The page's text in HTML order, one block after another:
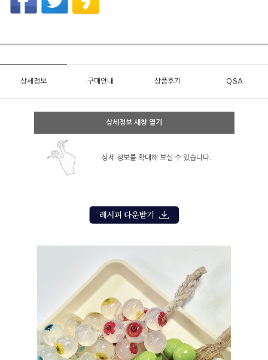
상세정보 구매안내 상품후기 Q&A
상세정보 새창 열기
상세 정보를 확대해 보실 수 있습니다.